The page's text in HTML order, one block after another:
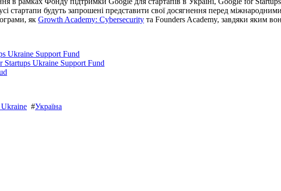
стартапи будуть запрошені представити свої досягнення перед
як Growth Academy: Cybersecurity та Founders Academy, завдяки яким
Ukraine Support Fund
Startups Ukraine Support Fund
#Україна